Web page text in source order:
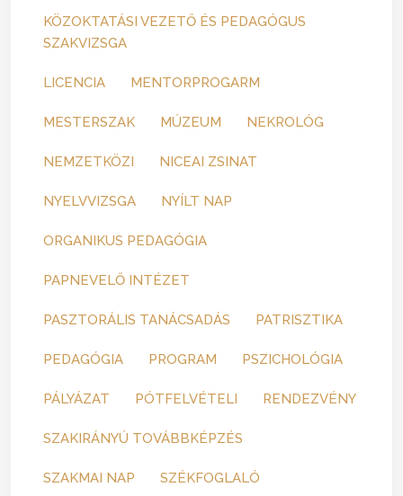
KÖZOKTATÁSI VEZETŐ ÉS PEDAGÓGUS
SZAKVIZSGA
LICENCIA MENTORPROGARM
MESTERSZAK MÚZEUM NEKROLÓG
NEMZETKÖZI NICEAI ZSINAT
NYELVVIZSGA NYÍLT NAP
ORGANIKUS PEDAGÓGIA
PAPNEVELŐ INTÉZET
PASZTORÁLIS TANÁCSADÁS PATRISZTIKA
PEDAGÓGIA PROGRAM PSZICHOLÓGIA
PÁLYÁZAT PÓTFELVÉTELI RENDEZVÉNY
SZAKIRÁNYÚ TOVÁBBKÉPZÉS
SZAKMAI NAP SZÉKFOGLALÓ